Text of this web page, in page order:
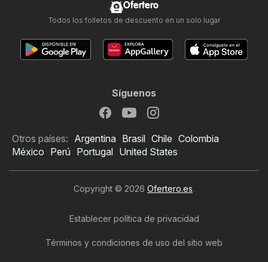
Ofertero
Todos los folletos de descuento en un solo lugar
Síguenos
Otros países: Argentina Brasil Chile Colombia
México Perú Portugal United States
Copyright © 2026 Ofertero.es.
Establecer política de privacidad
Términos y condiciones de uso del sitio web